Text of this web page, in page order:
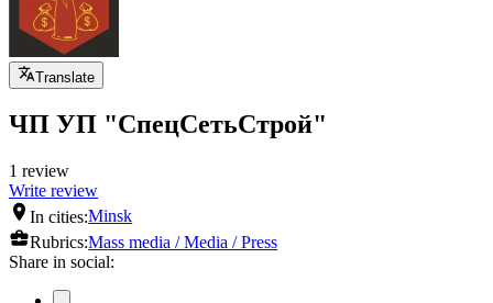
Translate
ЧП УП "СпецСетьСтрой"
1 review
Write review
In cities:Minsk
Rubrics:Mass media / Media / Press
Share in social: